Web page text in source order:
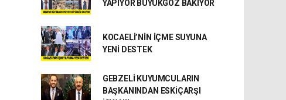
YAPIYOR BÜYÜKGÖZ BAKIYOR
KOCAELİ’NİN İÇME SUYUNA
YENİ DESTEK
GEBZELİ KUYUMCULARIN
BAŞKANINDAN ESKİÇARŞI